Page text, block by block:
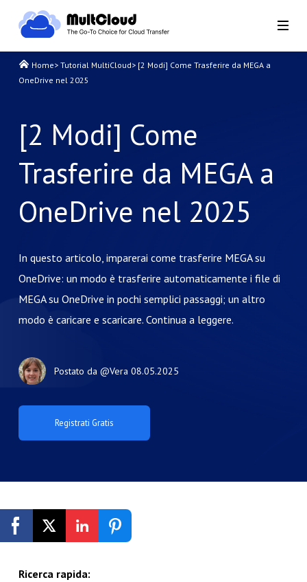
Home> Tutorial MultiCloud> [2 Modi] Come Trasferire da MEGA a
OneDrive nel 2025
[2 Modi] Come
Trasferire da MEGA a
OneDrive nel 2025
In questo articolo, imparerai come trasferire MEGA su
OneDrive: un modo è trasferire automaticamente i file di
MEGA su OneDrive in pochi semplici passaggi; un altro
modo è caricare e scaricare. Continua a leggere.
Registrati Gratis
Postato da @Vera 08.05.2025
Ricerca rapida: